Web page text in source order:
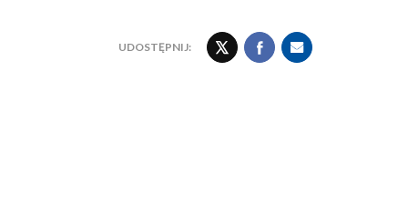
UDOSTĘPNIJ: